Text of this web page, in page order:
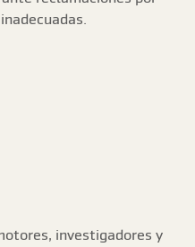
investigadores y